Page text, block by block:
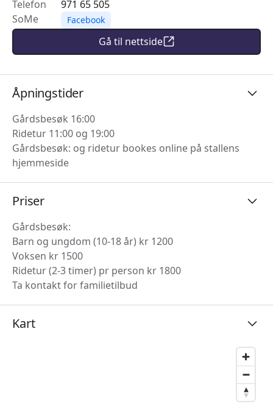
Telefon
971 65 505
SoMe
Facebook
Gå til nettside
Åpningstider
Gårdsbesøk 16:00
Ridetur 11:00 og 19:00
Gårdsbesøk: og ridetur bookes online på stallens
hjemmeside
Priser
Gårdsbesøk:
Barn og ungdom (10-18 år) kr 1200
Voksen kr 1500
Ridetur (2-3 timer) pr person kr 1800
Ta kontakt for familietilbud
Kart